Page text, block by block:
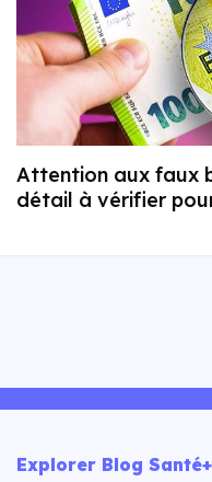
Attention aux faux
détail à vérifier
Explorer Blog Santé+